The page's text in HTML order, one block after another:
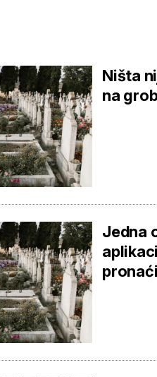
Ništa
na
Jedna